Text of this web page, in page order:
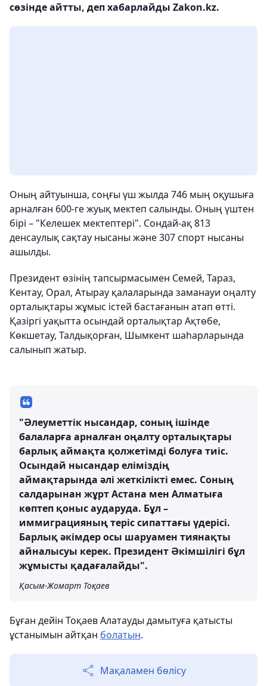
сөзінде айтты, деп хабарлайды Zakon.kz.
Оның айтуынша, соңғы үш жылда 746 мың оқушыға
арналған 600-ге жуық мектеп салынды. Оның үштен
бірі – "Келешек мектептері". Сондай-ақ 813
денсаулық сақтау нысаны және 307 спорт нысаны
ашылды.
Президент өзінің тапсырмасымен Семей, Тараз,
Кентау, Орал, Атырау қалаларында заманауи оңалту
орталықтары жұмыс істей бастағанын атап өтті.
Қазіргі уақытта осындай орталықтар Ақтөбе,
Көкшетау, Талдықорған, Шымкент шаһарларында
салынып жатыр.
"Әлеуметтік нысандар, соның ішінде
балаларға арналған оңалту орталықтары
барлық аймақта қолжетімді болуға тиіс.
Осындай нысандар еліміздің
аймақтарында әлі жеткілікті емес. Соның
салдарынан жұрт Астана мен Алматыға
көптеп қоныс аударуда. Бұл –
иммиграцияның теріс сипаттағы үдерісі.
Барлық әкімдер осы шаруамен тиянақты
айналысуы керек. Президент Әкімшілігі бұл
жұмысты қадағалайды".
Қасым-Жомарт Тоқаев
Бұған дейін Тоқаев Алатауды дамытуға қатысты
ұстанымын айтқан болатын.
Мақаламен бөлісу